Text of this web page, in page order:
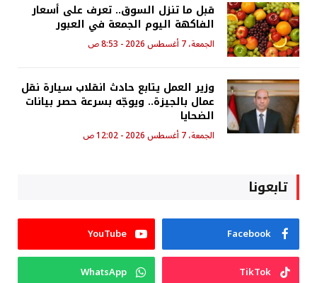
قبل ما تنزل السوق.. تعرف على أسعار
الفاكهة اليوم الجمعة في العبور
الجمعة، 7 أغسطس 2026 - 8:53 ص
وزير العمل يتابع حادث انقلاب سيارة نقل
عمال بالجيزة.. ويوجّه بسرعة حصر بيانات
الضحايا
الجمعة، 7 أغسطس 2026 - 12:02 ص
تابعونا
Facebook
YouTube
TikTok
WhatsApp